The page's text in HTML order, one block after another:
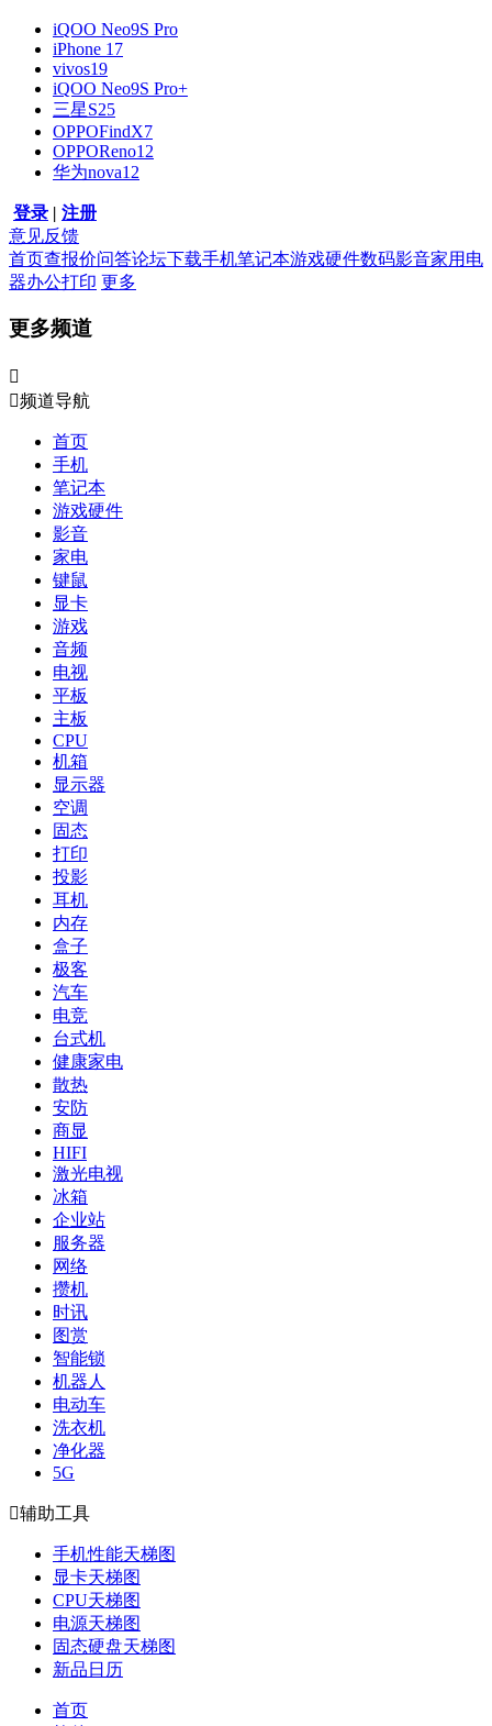
iQOO Neo9S Pro
iPhone 17
vivos19
iQOO Neo9S Pro+
三星S25
OPPOFindX7
OPPOReno12
华为nova12
登录 | 注册
意见反馈
首页查报价问答论坛下载手机笔记本游戏硬件数码影音家用电
器办公打印 更多
更多频道

频道导航
首页
手机
笔记本
游戏硬件
影音
家电
键鼠
显卡
游戏
音频
电视
平板
主板
CPU
机箱
显示器
空调
固态
打印
投影
耳机
内存
盒子
极客
汽车
电竞
台式机
健康家电
散热
安防
商显
HIFI
激光电视
冰箱
企业站
服务器
网络
攒机
时讯
图赏
智能锁
机器人
电动车
洗衣机
净化器
5G
辅助工具
手机性能天梯图
显卡天梯图
CPU天梯图
电源天梯图
固态硬盘天梯图
新品日历
首页